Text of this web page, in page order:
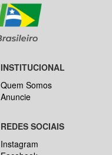
INSTITUCIONAL
Quem Somos
Anuncie
REDES SOCIAIS
Instagram